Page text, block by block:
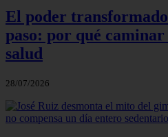
El poder
paso: por qué
salud
28/07/2026